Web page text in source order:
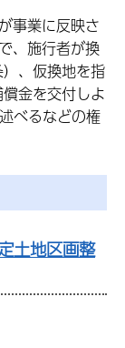
事業に反映さ
、施行者が換
、仮換地を指
金を交付しよ
べるなどの権
土地区画整